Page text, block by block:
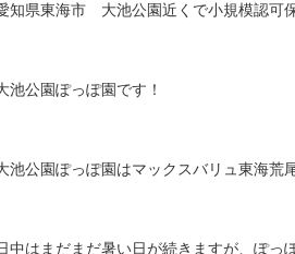
知県東海市 大池公園近くで小規模認可
池公園ぽっぽ園です！
池公園ぽっぽ園はマックスバリュ東海荒
中はまだまだ暑い日が続きますが、ぽっ